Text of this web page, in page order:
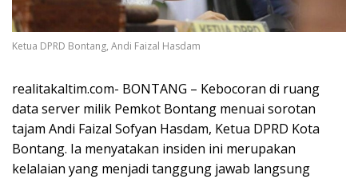
Ketua DPRD Bontang, Andi Faizal Hasdam
realitakaltim.com- BONTANG – Kebocoran di ruang
data server milik Pemkot Bontang menuai sorotan
tajam Andi Faizal Sofyan Hasdam, Ketua DPRD Kota
Bontang. Ia menyatakan insiden ini merupakan
kelalaian yang menjadi tanggung jawab langsung